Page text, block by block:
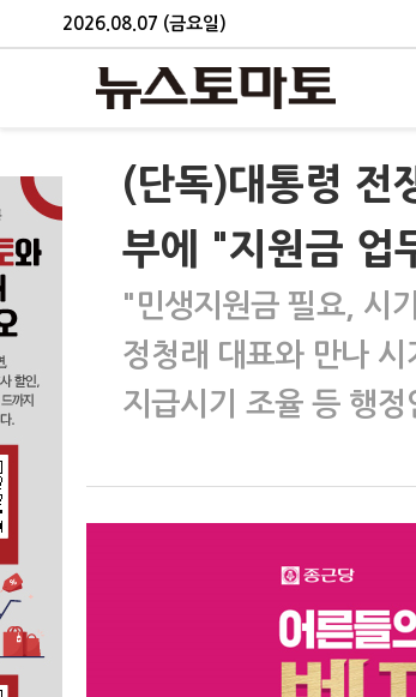
2026.08.07 (금요일)
(단독)대통령 전
부에 "지원금 업
"민생지원금 필요, 시
정청래 대표와 만나
지급시기 조율 등 행